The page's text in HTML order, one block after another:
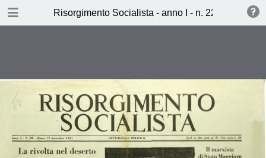
Risorgimento Socialista - anno I - n. 22 - 17
TABLE OF CONTENTS
ferrari)
Il viaggio di Valentino (Valentino